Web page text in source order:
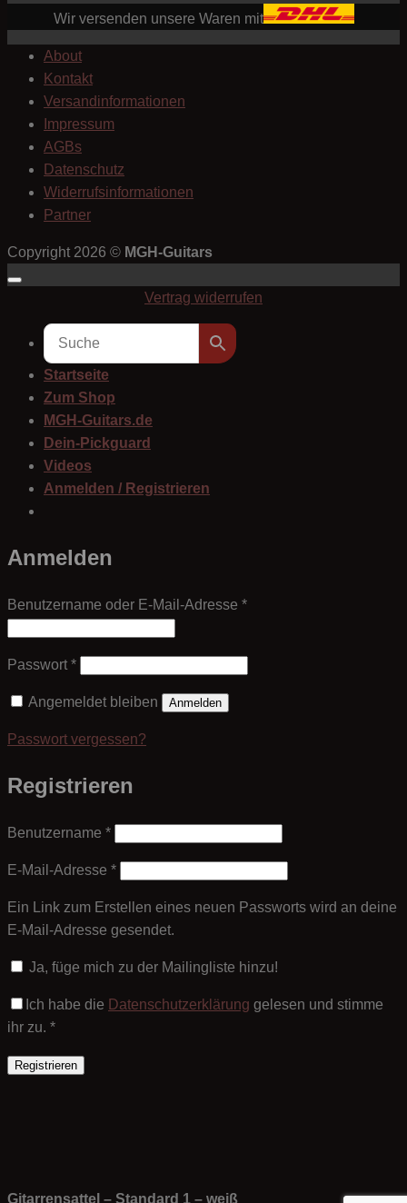
Wir versenden unsere Waren mit
About
Kontakt
Versandinformationen
Impressum
AGBs
Datenschutz
Widerrufsinformationen
Partner
Copyright 2026 © MGH-Guitars
Vertrag widerrufen
Startseite
Zum Shop
MGH-Guitars.de
Dein-Pickguard
Videos
Anmelden / Registrieren
Anmelden
Benutzername oder E-Mail-Adresse *Erforderlich
Passwort *Erforderlich
Angemeldet bleiben Anmelden
Passwort vergessen?
Registrieren
Benutzername *Erforderlich
E-Mail-Adresse *Erforderlich
Ein Link zum Erstellen eines neuen Passworts wird an deine
E-Mail-Adresse gesendet.
Ja, füge mich zu der Mailingliste hinzu!
Ich habe die Datenschutzerklärung gelesen und stimme
ihr zu. *
Registrieren
Gitarrensattel – Standard 1 – weiß